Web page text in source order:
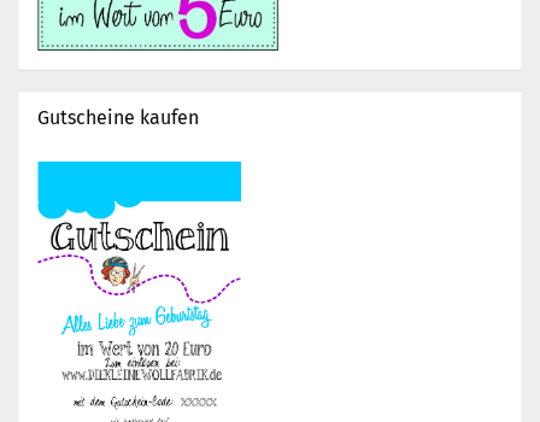
Gutscheine kaufen